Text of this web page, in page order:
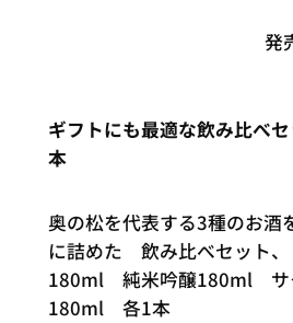
発
ギフトにも最適な飲み比
本
奥の松を代表する3種のお酒
に詰めた 飲み比べセット
180ml 純米吟醸180ml サ
180ml 各1本